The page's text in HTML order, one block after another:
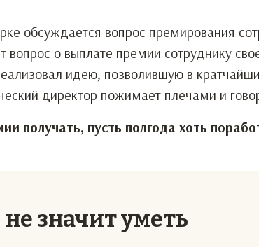
обсуждается вопрос премирования
вопрос о выплате премии сотруднику
идею, позволившую в
директор пожимает плечами и
получать, пусть полгода хоть
/ Ты кто такой?
значит уметь